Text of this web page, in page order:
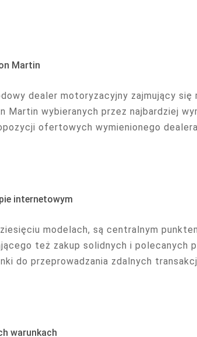
Martin
dealer motoryzacyjny zajmujący się
Martin wybieranych przez najbardziej
ofertowych wymienionego
internetowym
modelach, są centralnym
też zakup solidnych i polecanych
do przeprowadzania zdalnych
warunkach